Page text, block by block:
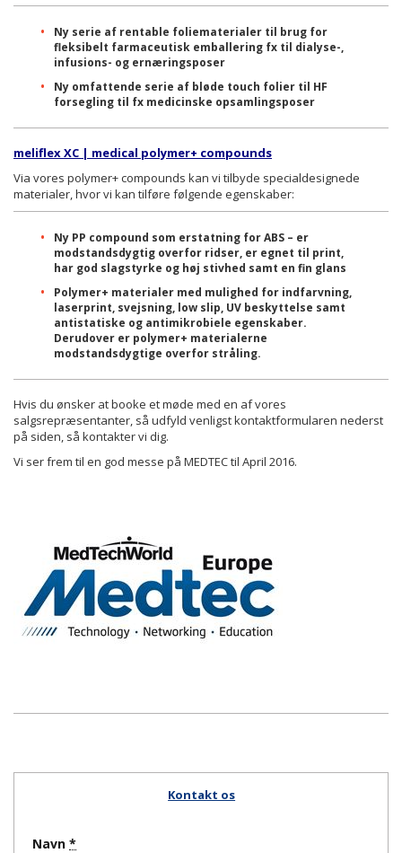
Ny serie af rentable foliematerialer til brug for
fleksibelt farmaceutisk emballering fx til dialyse-,
infusions- og ernæringsposer
Ny omfattende serie af bløde touch folier til HF
forsegling til fx medicinske opsamlingsposer
meliflex XC | medical polymer+ compounds
Via vores polymer+ compounds kan vi tilbyde specialdesignede
materialer, hvor vi kan tilføre følgende egenskaber:
Ny PP compound som erstatning for ABS – er
modstandsdygtig overfor ridser, er egnet til print,
har god slagstyrke og høj stivhed samt en fin glans
Polymer+ materialer med mulighed for indfarvning,
laserprint, svejsning, low slip, UV beskyttelse samt
antistatiske og antimikrobiele egenskaber.
Derudover er polymer+ materialerne
modstandsdygtige overfor stråling.
Hvis du ønsker at booke et møde med en af vores
salgsrepræsentanter, så udfyld venligst kontaktformularen nederst
på siden, så kontakter vi dig.
Vi ser frem til en god messe på MEDTEC til April 2016.
Kontakt os
Navn